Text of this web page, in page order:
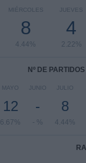
MIÉRCOLES
8
4.44%
JUEVES
4
2.22%
Nº DE
MAYO
12
6.67%
JUNIO
-
- %
JULIO
8
4.44%